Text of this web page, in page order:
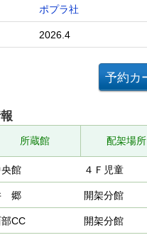
ポプラ社
2026.4
所蔵館 配架場所
館 ４Ｆ児童
郷 開架分館
CC 開架分館